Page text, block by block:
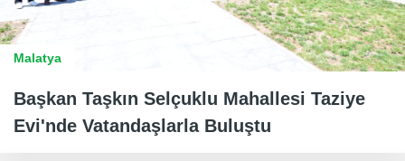
Malatya
Başkan Taşkın Selçuklu Mahallesi Taziye
Evi'nde Vatandaşlarla Buluştu